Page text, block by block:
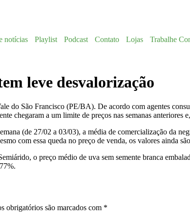
notícias Playlist Podcast Contato Lojas Trabalhe
leve desvalorização
do São Francisco (PE/BA). De acordo com agentes
chegaram a um limite de preços nas semanas anteriores
(de 27/02 a 03/03), a média de comercialização da
com essa queda no preço de venda, os valores ainda
o preço médio de uva sem semente branca
obrigatórios são marcados com *